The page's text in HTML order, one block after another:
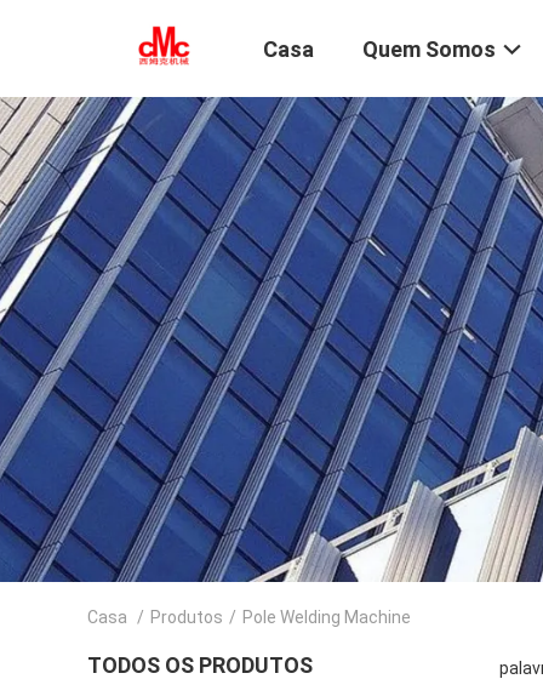
Casa Quem Somos
Casa / Produtos / Pole Welding Machine
TODOS OS PRODUTOS